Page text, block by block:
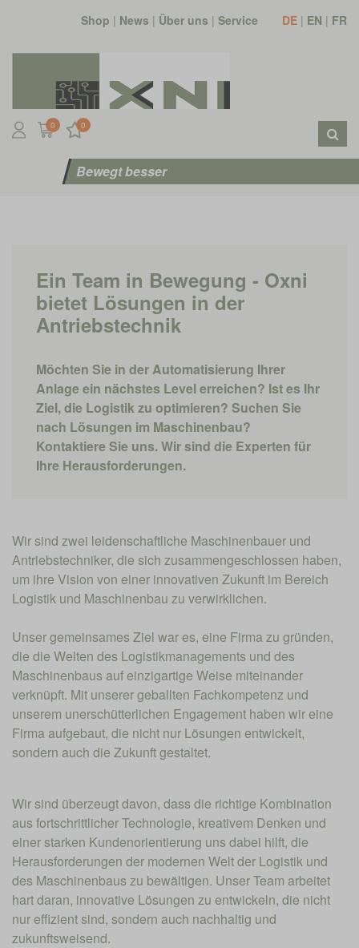
Shop | News | Über uns | Service DE | EN | FR
0 0
Bewegt besser
Ein Team in Bewegung - Oxni
bietet Lösungen in der
Antriebstechnik
Möchten Sie in der Automatisierung Ihrer
Anlage ein nächstes Level erreichen? Ist es Ihr
Ziel, die Logistik zu optimieren? Suchen Sie
nach Lösungen im Maschinenbau?
Kontaktiere Sie uns. Wir sind die Experten für
Ihre Herausforderungen.
Wir sind zwei leidenschaftliche Maschinenbauer und
Antriebstechniker, die sich zusammengeschlossen haben,
um ihre Vision von einer innovativen Zukunft im Bereich
Logistik und Maschinenbau zu verwirklichen.
Unser gemeinsames Ziel war es, eine Firma zu gründen,
die die Welten des Logistikmanagements und des
Maschinenbaus auf einzigartige Weise miteinander
verknüpft. Mit unserer geballten Fachkompetenz und
unserem unerschütterlichen Engagement haben wir eine
Firma aufgebaut, die nicht nur Lösungen entwickelt,
sondern auch die Zukunft gestaltet.
Wir sind überzeugt davon, dass die richtige Kombination
aus fortschrittlicher Technologie, kreativem Denken und
einer starken Kundenorientierung uns dabei hilft, die
Herausforderungen der modernen Welt der Logistik und
des Maschinenbaus zu bewältigen. Unser Team arbeitet
hart daran, innovative Lösungen zu entwickeln, die nicht
nur effizient sind, sondern auch nachhaltig und
zukunftsweisend.